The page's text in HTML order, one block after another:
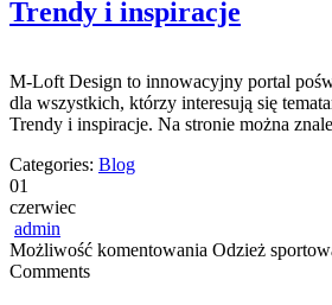
Trendy i inspiracje
M-Loft Design to innowacyjny portal
dla wszystkich, którzy interesują się
Trendy i inspiracje. Na stronie można
Categories: Blog
01
czerwiec
admin
Możliwość komentowania Odzież
Comments